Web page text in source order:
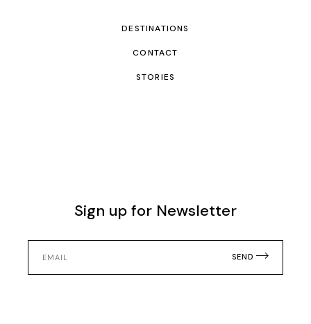
DESTINATIONS
CONTACT
STORIES
Sign up for Newsletter
SEND